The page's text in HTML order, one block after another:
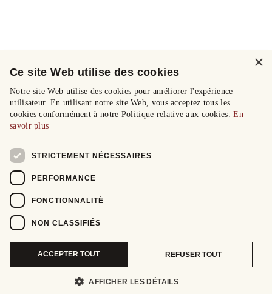
×
Ce site Web utilise des cookies
Notre site Web utilise des cookies pour améliorer l'expérience
utilisateur. En utilisant notre site Web, vous acceptez tous les
cookies conformément à notre Politique relative aux cookies.En
savoir plus
STRICTEMENT NÉCESSAIRES
PERFORMANCE
FONCTIONNALITÉ
NON CLASSIFIÉS
ACCEPTER TOUT REFUSER TOUT
AFFICHER LES DÉTAILS